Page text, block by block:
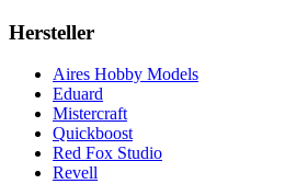
Hersteller
Aires Hobby Models
Eduard
Mistercraft
Quickboost
Red Fox Studio
Revell